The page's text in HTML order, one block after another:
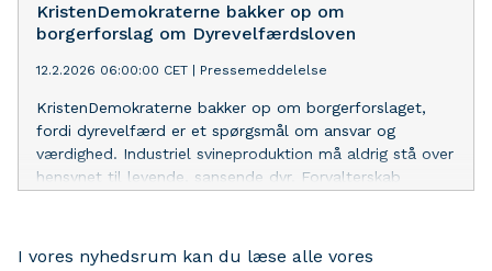
KristenDemokraterne bakker op om
borgerforslag om Dyrevelfærdsloven
12.2.2026 06:00:00 CET Pressemeddelelse
KristenDemokraterne bakker op om borgerforslaget,
fordi dyrevelfærd er et spørgsmål om ansvar og
værdighed. Industriel svineproduktion må aldrig stå over
hensynet til levende, sansende dyr. Forvalterskab
I vores nyhedsrum kan du læse alle vores